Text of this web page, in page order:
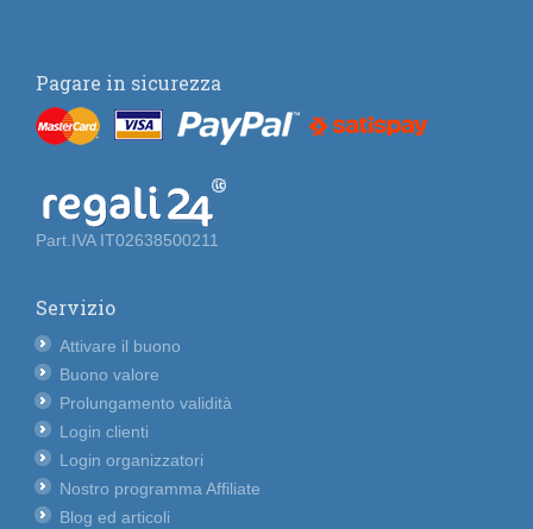
Pagare in sicurezza
Part.IVA IT02638500211
Servizio
Attivare il buono
Buono valore
Prolungamento validità
Login clienti
Login organizzatori
Nostro programma Affiliate
Blog ed articoli